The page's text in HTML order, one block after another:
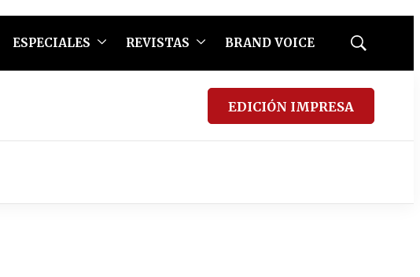
ESPECIALES REVISTAS BRAND VOICE
Mostrar
EDICIÓN IMPRESA